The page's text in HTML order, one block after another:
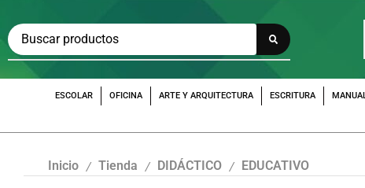
ESCOLAR OFICINA ARTE Y ARQUITECTURA ESCRITURA
Inicio / Tienda / DIDÁCTICO / EDUCATIVO